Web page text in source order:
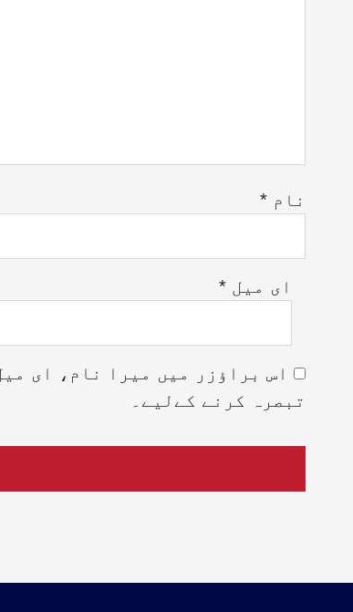
نام *
ای میل *
اس براؤزر میں میرا نام، ای
تبصرہ کرنے کےلیے۔